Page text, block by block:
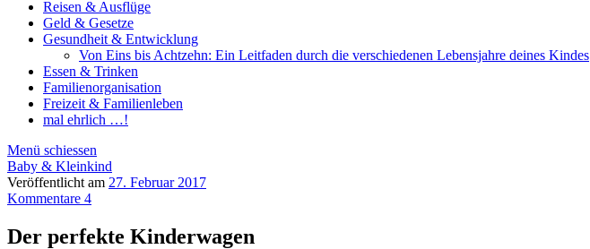
Reisen & Ausflüge
Geld & Gesetze
Gesundheit & Entwicklung
Von Eins bis Achtzehn: Ein Leitfaden durch die verschiedenen Lebensjahre deines Kindes
Essen & Trinken
Familienorganisation
Freizeit & Familienleben
mal ehrlich …!
Menü schiessen
Baby & Kleinkind
Veröffentlicht am 27. Februar 2017
Kommentare 4
Der perfekte Kinderwagen